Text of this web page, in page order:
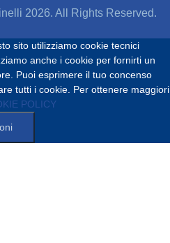
2026. All Rights Reserved.
sito utilizziamo cookie tecnici
anche i cookie per fornirti un
Puoi esprimere il tuo concenso
tutti i cookie. Per ottenere maggiori
POLICY